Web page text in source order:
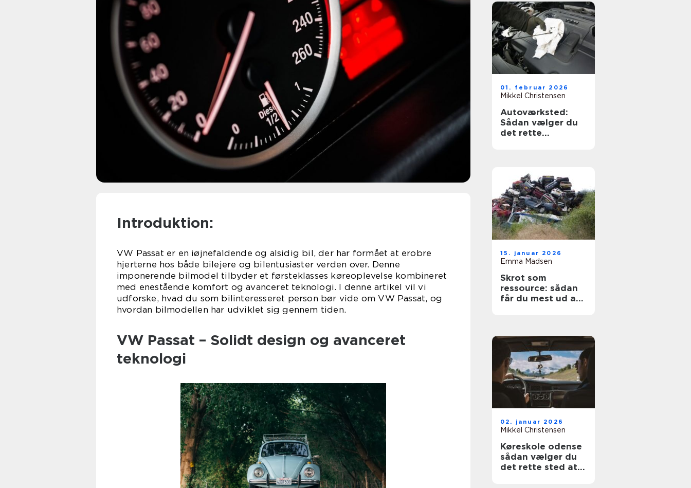
Introduktion:
VW Passat er en iøjnefaldende og alsidig bil, der har formået at erobre
hjerterne hos både bilejere og bilentusiaster verden over. Denne
imponerende bilmodel tilbyder et førsteklasses køreoplevelse kombineret
med enestående komfort og avanceret teknologi. I denne artikel vil vi
udforske, hvad du som bilinteresseret person bør vide om VW Passat, og
hvordan bilmodellen har udviklet sig gennem tiden.
VW Passat – Solidt design og avanceret
teknologi
01. februar 2026
Mikkel Christensen
Autoværksted:
Sådan vælger du
det rette
15. januar 2026
Emma Madsen
Skrot som
ressource: sådan
får du mest ud af
02. januar 2026
Mikkel Christensen
Køreskole odense
sådan vælger du
det rette sted at